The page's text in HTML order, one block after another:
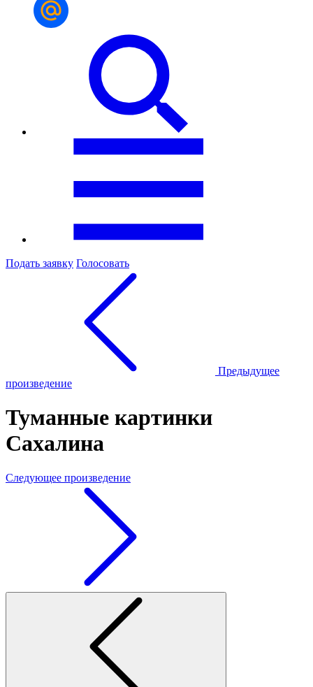
Подать заявку Голосовать
Предыдущее
произведение
Туманные картинки
Сахалина
Следующее произведение